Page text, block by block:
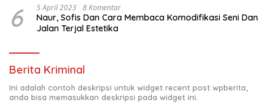
6 5 April 2023 8 Komentar
Naur, Sofis Dan Cara Membaca Komodifikasi Seni Dan
Jalan Terjal Estetika
Berita Kriminal
Ini adalah contoh deskripsi untuk widget recent post wpberita,
anda bisa memasukkan deskripsi pada widget ini.